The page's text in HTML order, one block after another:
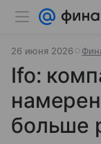
26 июня 2026
Ifo:
больше